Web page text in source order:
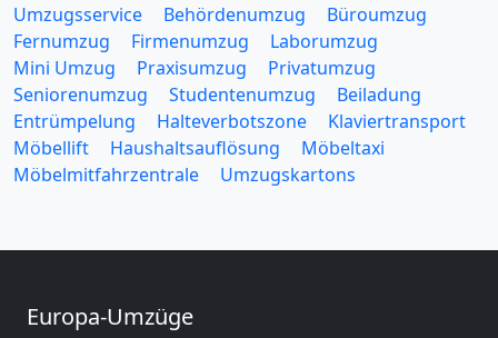
Umzugsservice Behördenumzug
Büroumzug
Fernumzug
Firmenumzug
Laborumzug
Mini Umzug
Praxisumzug
Privatumzug
Seniorenumzug
Studentenumzug
Beiladung
Entrümpelung
Halteverbotszone
Klaviertransport
Möbellift
Haushaltsauflösung
Möbeltaxi
Möbelmitfahrzentrale
Umzugskartons
Europa-Umzüge